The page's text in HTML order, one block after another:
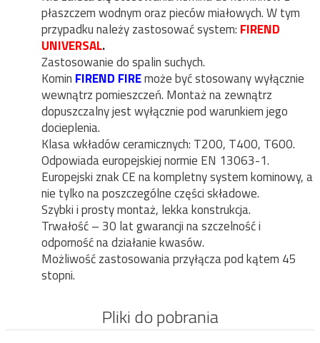
płaszczem wodnym oraz pieców miałowych. W tym
przypadku należy zastosować system: FIREND
UNIVERSAL.
Zastosowanie do spalin suchych.
Komin FIREND FIREmoże być stosowany wyłącznie
wewnątrz pomieszczeń. Montaż na zewnątrz
dopuszczalny jest wyłącznie pod warunkiem jego
docieplenia.
Klasa wkładów ceramicznych: T200, T400, T600.
Odpowiada europejskiej normie EN 13063-1.
Europejski znak CE na kompletny system kominowy, a
nie tylko na poszczególne części składowe.
Szybki i prosty montaż, lekka konstrukcja.
Trwałość – 30 lat gwarancji na szczelność i
odporność na działanie kwasów.
Możliwość zastosowania przyłącza pod kątem 45
stopni.
Pliki do pobrania